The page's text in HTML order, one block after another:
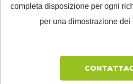
completa disposizione per ogni
per una dimostrazione dei